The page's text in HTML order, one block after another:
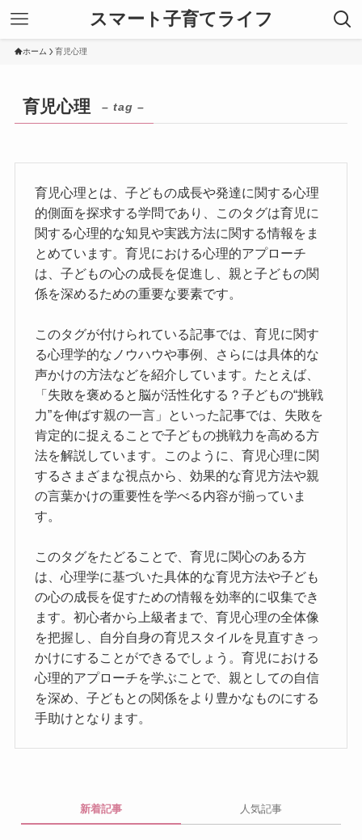
スマート子育てライフ
ホーム 育児心理
育児心理 – tag –
育児心理とは、子どもの成長や発達に関する心理
的側面を探求する学問であり、このタグは育児に
関する心理的な知見や実践方法に関する情報をま
とめています。育児における心理的アプローチ
は、子どもの心の成長を促進し、親と子どもの関
係を深めるための重要な要素です。
このタグが付けられている記事では、育児に関す
る心理学的なノウハウや事例、さらには具体的な
声かけの方法などを紹介しています。たとえば、
「失敗を褒めると脳が活性化する？子どもの“挑戦
力”を伸ばす親の一言」といった記事では、失敗を
肯定的に捉えることで子どもの挑戦力を高める方
法を解説しています。このように、育児心理に関
するさまざまな視点から、効果的な育児方法や親
の言葉かけの重要性を学べる内容が揃っていま
す。
このタグをたどることで、育児に関心のある方
は、心理学に基づいた具体的な育児方法や子ども
の心の成長を促すための情報を効率的に収集でき
ます。初心者から上級者まで、育児心理の全体像
を把握し、自分自身の育児スタイルを見直すきっ
かけにすることができるでしょう。育児における
心理的アプローチを学ぶことで、親としての自信
を深め、子どもとの関係をより豊かなものにする
手助けとなります。
新着記事 人気記事